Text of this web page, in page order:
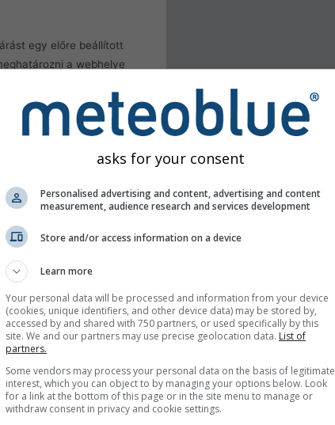
egy előre beállított
a webhelye
mph kn
asks for your consent
Personalised advertising and content, advertising and content
measurement, audience research and services development
Store and/or access information on a device
Learn more
Your personal data will be processed and information from your device
(cookies, unique identifiers, and other device data) may be stored by,
accessed by and shared with 750 partners, or used specifically by this
site. We and our partners may use precise geolocation data. List of
partners.
Some vendors may process your personal data on the basis of legitimate
interest, which you can object to by managing your options below. Look
for a link at the bottom of this page or in the site menu to manage or
withdraw consent in privacy and cookie settings.